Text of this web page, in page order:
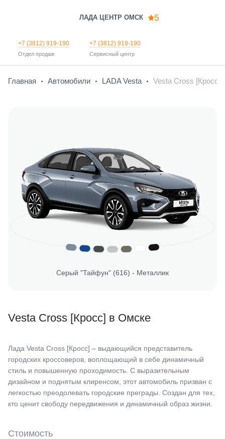
ЛАДА ЦЕНТР ОМСК 5
+7 (3812) 919-190
Отдел продаж
+7 (3812) 919-190
Сервисный центр
Главная Автомобили LADA Vesta Vesta Cross [Кросс]
Серый "Тайфун" (616) - Металлик
Vesta Cross [Кросс] в Омске
Лада Vesta Cross [Кросс] – выдающийся представитель
городских кроссоверов, воплощающий в себе динамичный
стиль и повышенную проходимость. С выразительным
дизайном и поднятым клиренсом, этот автомобиль призван с
легкостью преодолевать городские преграды. Создан для тех,
кто ценит свободу передвижения и динамичный образ жизни.
Стоимость